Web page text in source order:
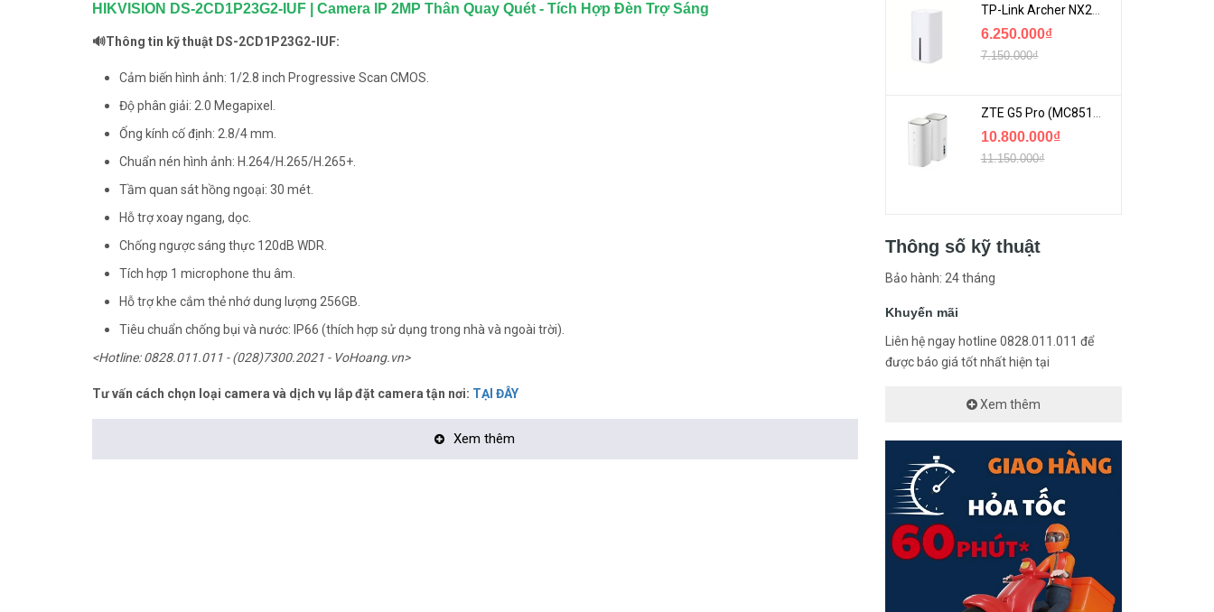
HIKVISION DS-2CD1P23G2-IUF | Camera IP 2MP Thân Quay Quét - Tích Hợp Đèn Trợ Sáng
🔊Thông tin kỹ thuật DS-2CD1P23G2-IUF:
Cảm biến hình ảnh: 1/2.8 inch Progressive Scan CMOS.
Độ phân giải: 2.0 Megapixel.
Ống kính cố định: 2.8/4 mm.
Chuẩn nén hình ảnh: H.264/H.265/H.265+.
Tầm quan sát hồng ngoại: 30 mét.
Hỗ trợ xoay ngang, dọc.
Chống ngược sáng thực 120dB WDR.
Tích hợp 1 microphone thu âm.
Hỗ trợ khe cắm thẻ nhớ dung lượng 256GB.
Tiêu chuẩn chống bụi và nước: IP66 (thích hợp sử dụng trong nhà và ngoài trời).
<Hotline: 0828.011.011 - (028)7300.2021 - VoHoang.vn>
Tư vấn cách chọn loại camera và dịch vụ lắp đặt camera tận nơi: TẠI ĐÂY
Xem thêm
TP-Link Archer NX200 | Bộ Phát WiFi Dùng Sim 5G Tốc Độ Cao Mới FullBox
6.250.000₫
7.150.000₫
ZTE G5 Pro (MC8512) | Router 5G WiFi7 Be7200 Hỗ Trợ Băng Tần 6Ghz Cực Mạnh
10.800.000₫
11.150.000₫
Thông số kỹ thuật
Bảo hành: 24 tháng
Khuyến mãi
Liên hệ ngay hotline 0828.011.011 để
được báo giá tốt nhất hiện tại
Xem thêm